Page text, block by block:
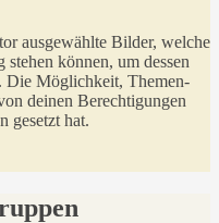
ausgewählte Bilder, welche
können, um dessen
Die Möglichkeit, Themen-
deinen Berechtigungen
gesetzt hat.